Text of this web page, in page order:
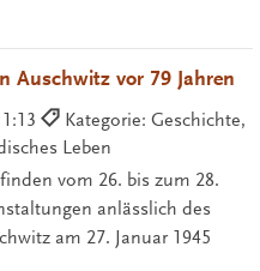
Auschwitz vor 79 Jahren
Kategorie: Geschichte,
Leben
vom 26. bis zum 28.
anlässlich des
am 27. Januar 1945